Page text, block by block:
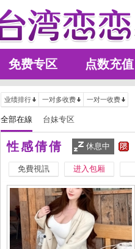
免费专区 点数充值
业绩排行 一对多收费 一对一收费
全部在線 台妹专区
性感倩倩 休息中
免費視訊 进入包厢